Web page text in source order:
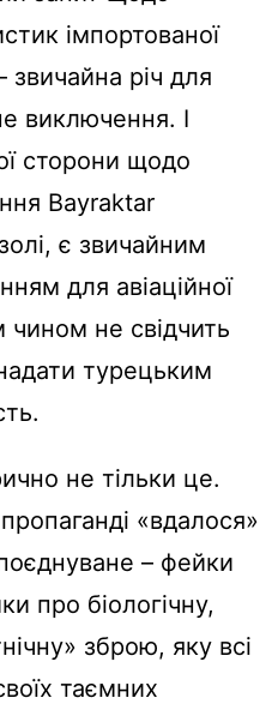
імпортованої
звичайна річ для
виключення. І
сторони щодо
Bayraktar
є звичайним
для авіаційної
не свідчить
турецьким
не тільки це.
«вдалося»
– фейки
про біологічну,
зброю, яку всі
таємних